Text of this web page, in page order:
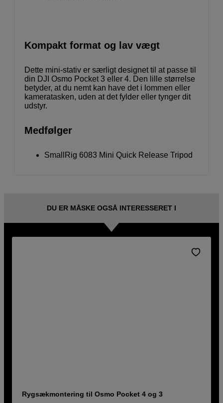
Kompakt format og lav vægt
Dette mini-stativ er særligt designet til at passe til
din DJI Osmo Pocket 3 eller 4. Den lille størrelse
betyder, at du nemt kan have det i lommen eller
kameratasken, uden at det fylder eller tynger dit
udstyr.
Medfølger
SmallRig 6083 Mini Quick Release Tripod
DU ER MÅSKE OGSÅ INTERESSERET I
Rygsækmontering til Osmo Pocket 4 og 3